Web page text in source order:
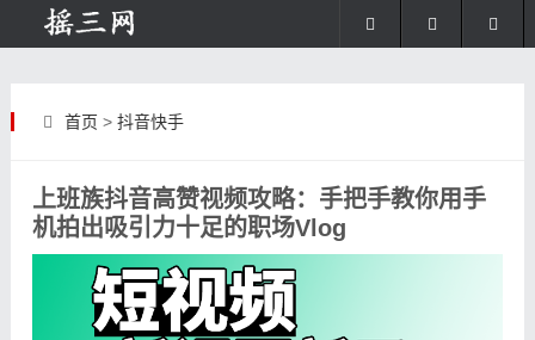
首页 > 抖音快手
上班族抖音高赞视频攻略：手把手教你用手
机拍出吸引力十足的职场Vlog